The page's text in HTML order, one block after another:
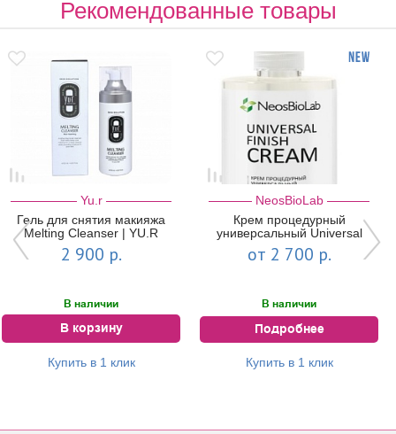
Рекомендованные товары
Yu.r
Гель для снятия макияжа
Melting Cleanser | YU.R
2 900 р.
В наличии
В корзину
Купить в 1 клик
NeosBioLab
Крем процедурный
универсальный Universal
Finish Cream | NeosBioLab
от 2 700 р.
В наличии
Подробнее
Купить в 1 клик